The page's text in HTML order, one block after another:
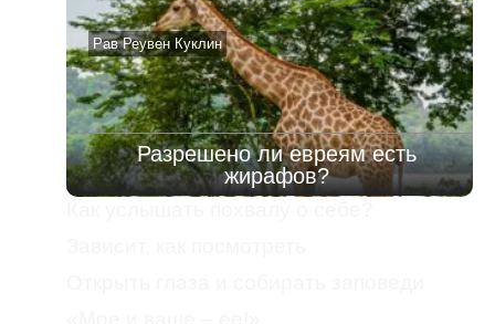
Рав Реувен Куклин
Разрешено ли евреям есть
жирафов?